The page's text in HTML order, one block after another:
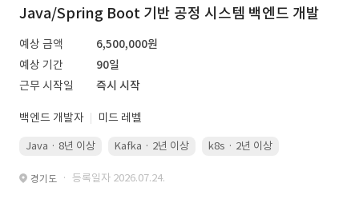
Java/Spring Boot 기반 공정 시스템 백엔드 개발
예상 금액
6,500,000원
예상 기간
90일
근무 시작일
즉시 시작
백엔드 개발자 미드 레벨
Java · 8년 이상 Kafka · 2년 이상 k8s · 2년 이상
경기도 · 등록일자 2026.07.24.